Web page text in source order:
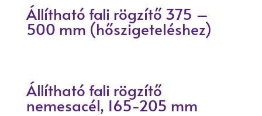
Állítható fali rögzítő 375 –
500 mm (hőszigeteléshez)
Állítható fali rögzítő
nemesacél, 165-205 mm